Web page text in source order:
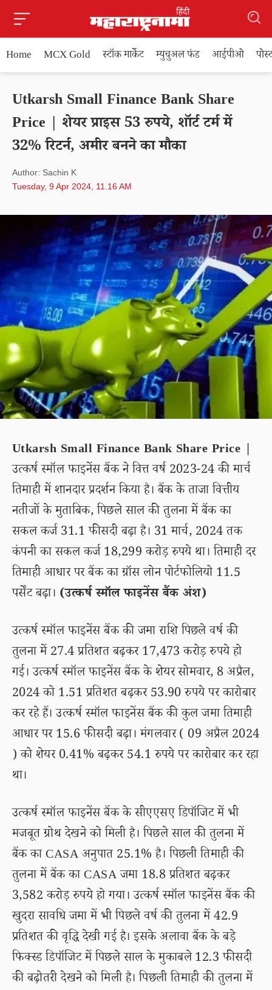
Home MCX Gold स्टॉक मार्केट म्युचुअल फंड आईपीओ
Utkarsh Small Finance Bank Share
Price | शेयर प्राइस 53 रुपये, शॉर्ट टर्म में
32% रिटर्न, अमीर बनने का मौका
Author: Sachin K
Tuesday, 9 Apr 2024, 11.16 AM
Utkarsh Small Finance Bank Share Price |
उत्कर्ष स्मॉल फाइनेंस बैंक ने वित्त वर्ष 2023-24 की मार्च
तिमाही में शानदार प्रदर्शन किया है। बैंक के ताजा वित्तीय
नतीजों के मुताबिक, पिछले साल की तुलना में बैंक का
सकल कर्ज 31.1 फीसदी बढ़ा है। 31 मार्च, 2024 तक
कंपनी का सकल कर्ज 18,299 करोड़ रुपये था। तिमाही दर
तिमाही आधार पर बैंक का ग्रॉस लोन पोर्टफोलियो 11.5
पर्सेंट बढ़ा। (उत्कर्ष स्मॉल फाइनेंस बैंक अंश)
उत्कर्ष स्मॉल फाइनेंस बैंक की जमा राशि पिछले वर्ष की
तुलना में 27.4 प्रतिशत बढ़कर 17,473 करोड़ रुपये हो
गई। उत्कर्ष स्मॉल फाइनेंस बैंक के शेयर सोमवार, 8 अप्रैल,
2024 को 1.51 प्रतिशत बढ़कर 53.90 रुपये पर कारोबार
कर रहे हैं। उत्कर्ष स्मॉल फाइनेंस बैंक की कुल जमा तिमाही
आधार पर 15.6 फीसदी बढ़ा। मंगलवार ( 09 अप्रैल 2024
) को शेयर 0.41% बढ़कर 54.1 रुपये पर कारोबार कर रहा
था।
उत्कर्ष स्मॉल फाइनेंस बैंक के सीएएसए डिपॉजिट में भी
मजबूत ग्रोथ देखने को मिली है। पिछले साल की तुलना में
बैंक का CASA अनुपात 25.1% है। पिछली तिमाही की
तुलना में बैंक का CASA जमा 18.8 प्रतिशत बढ़कर
3,582 करोड़ रुपये हो गया। उत्कर्ष स्मॉल फाइनेंस बैंक की
खुदरा सावधि जमा में भी पिछले वर्ष की तुलना में 42.9
प्रतिशत की वृद्धि देखी गई है। इसके अलावा बैंक के बड़े
फिक्स्ड डिपॉजिट में पिछले साल के मुकाबले 12.3 फीसदी
की बढ़ोतरी देखने को मिली है। पिछली तिमाही की तुलना में